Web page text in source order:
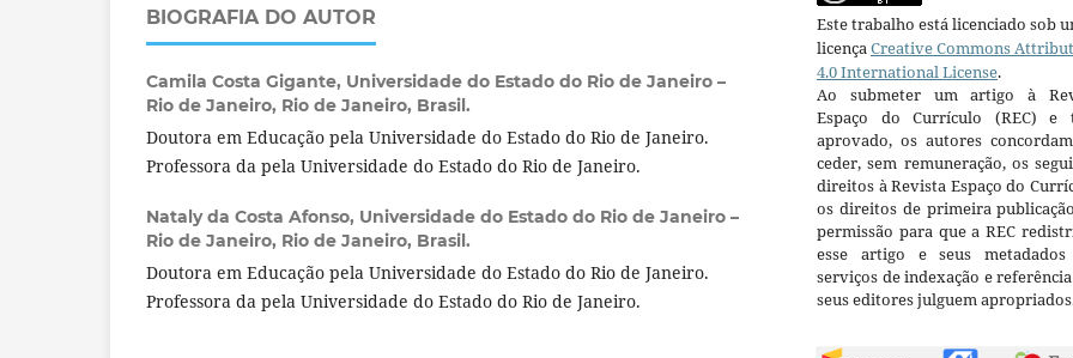
BIOGRAFIA DO AUTOR
Camila Costa Gigante, Universidade do Estado do Rio de Janeiro –
Rio de Janeiro, Rio de Janeiro, Brasil.
Doutora em Educação pela Universidade do Estado do Rio de Janeiro.
Professora da pela Universidade do Estado do Rio de Janeiro.
Nataly da Costa Afonso, Universidade do Estado do Rio de Janeiro –
Rio de Janeiro, Rio de Janeiro, Brasil.
Doutora em Educação pela Universidade do Estado do Rio de Janeiro.
Professora da pela Universidade do Estado do Rio de Janeiro.
Este trabalho está licenciado sob
licençaCreative Commons
4.0 International License.
Ao submeter um artigo à
Espaço do Currículo (REC) e
aprovado, os autores
ceder, sem remuneração, os
direitos à Revista Espaço do
os direitos de primeira
permissão para que a REC
esse artigo e seus metadados
serviços de indexação e
seus editores julguem